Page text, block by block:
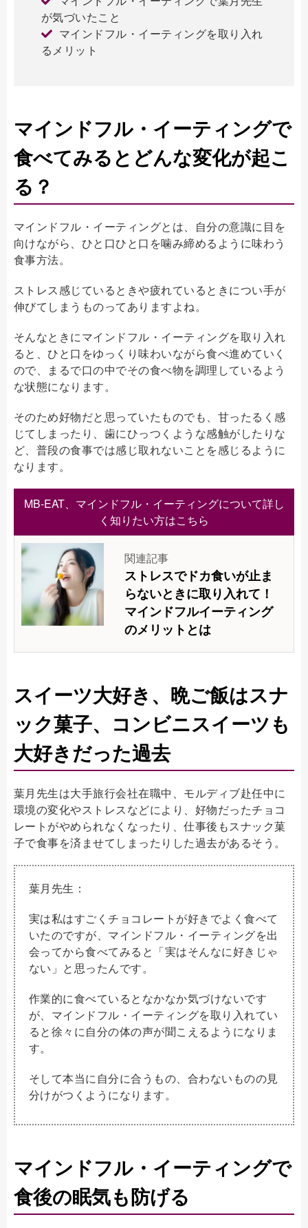
が気づいたこと
マインドフル・イーティングを取り入れ
るメリット
マインドフル・イーティングで
食べてみるとどんな変化が起こ
る？
マインドフル・イーティングとは、自分の意識に目を
向けながら、ひと口ひと口を噛み締めるように味わう
食事方法。
ストレス感じているときや疲れているときについ手が
伸びてしまうものってありますよね。
そんなときにマインドフル・イーティングを取り入れ
ると、ひと口をゆっくり味わいながら食べ進めていく
ので、まるで口の中でその食べ物を調理しているよう
な状態になります。
そのため好物だと思っていたものでも、甘ったるく感
じてしまったり、歯にひっつくような感触がしたりな
ど、普段の食事では感じ取れないことを感じるように
なります。
MB-EAT、マインドフル・イーティングについて詳し
く知りたい方はこちら
関連記事
ストレスでドカ食いが止ま
らないときに取り入れて！
マインドフルイーティング
のメリットとは
スイーツ大好き、晩ご飯はスナ
ック菓子、コンビニスイーツも
大好きだった過去
葉月先生は大手旅行会社在職中、モルディブ赴任中に
環境の変化やストレスなどにより、好物だったチョコ
レートがやめられなくなったり、仕事後もスナック菓
子で食事を済ませてしまったりした過去があるそう。
葉月先生：
実は私はすごくチョコレートが好きでよく食べて
いたのですが、マインドフル・イーティングを出
会ってから食べてみると「実はそんなに好きじゃ
ない」と思ったんです。
作業的に食べているとなかなか気づけないです
が、マインドフル・イーティングを取り入れてい
ると徐々に自分の体の声が聞こえるようになりま
す。
そして本当に自分に合うもの、合わないものの見
分けがつくようになります。
マインドフル・イーティングで
食後の眠気も防げる